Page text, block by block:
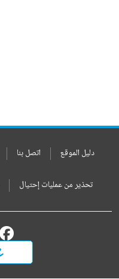
دليل الموقع اتصل بنا
تحذير من عمليات إحتيال